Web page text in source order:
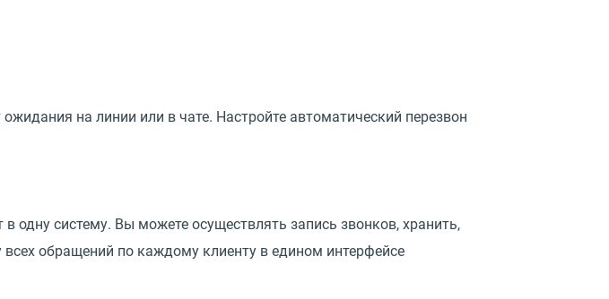
на линии или в чате. Настройте автоматический перезвон
одну систему. Вы можете осуществлять запись звонков, хранить,
всех обращений по каждому клиенту в едином интерфейсе